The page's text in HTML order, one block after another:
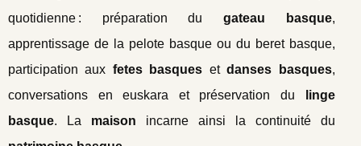
quotidienne : préparation du gateau basque,
apprentissage de la pelote basque ou du beret basque,
participation aux fetes basques etdanses basques,
conversations en euskara et préservation du
linge
basque. La maison incarne ainsi la continuité du